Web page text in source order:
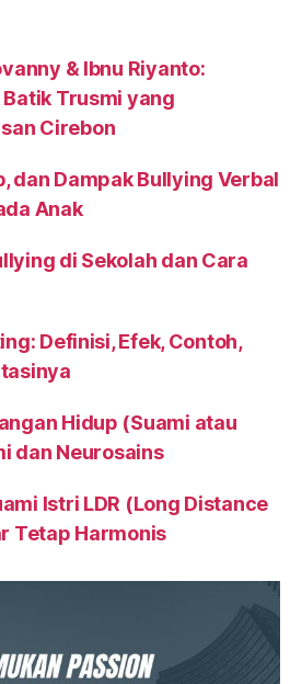
& Ibnu Riyanto:
Trusmi yang
Cirebon
dan Dampak Bullying Verbal
Anak
di Sekolah dan Cara
Definisi, Efek, Contoh,
Hidup (Suami atau
dan Neurosains
Istri LDR (Long Distance
Tetap Harmonis